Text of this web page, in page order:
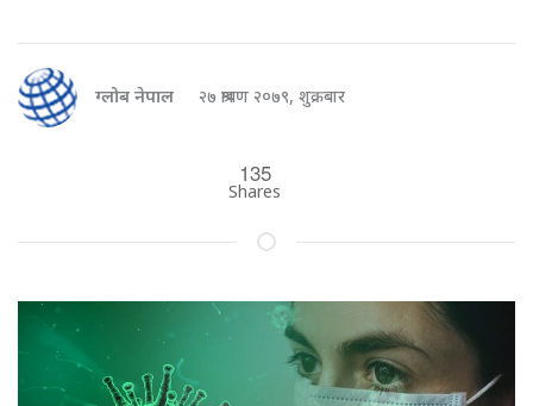
ग्लोब नेपाल २७ श्रावण २०७९, शुक्रबार
135
Shares